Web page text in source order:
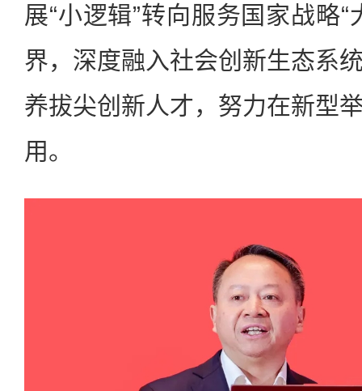
展“小逻辑”转向服务国家战略
界，深度融入社会创新生态系
养拔尖创新人才，努力在新型
用。